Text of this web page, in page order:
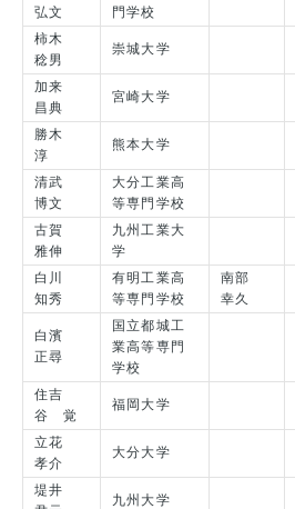
弘文
門学校
柿木
稔男
崇城大学
加来
昌典
宮崎大学
勝木
淳
熊本大学
清武
博文
大分工業高
等専門学校
古賀
雅伸
九州工業大
学
白川
知秀
有明工業高
等専門学校
南部
幸久
白濱
正尋
国立都城工
業高等専門
学校
住吉
谷 覚
福岡大学
立花
孝介
大分大学
堤井
九州大学